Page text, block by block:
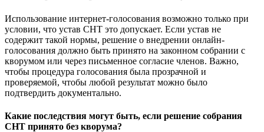
Использование интернет-голосования возможно только при
условии, что устав СНТ это допускает. Если устав не
содержит такой нормы, решение о внедрении онлайн-
голосования должно быть принято на законном собрании с
кворумом или через письменное согласие членов. Важно,
чтобы процедура голосования была прозрачной и
проверяемой, чтобы любой результат можно было
подтвердить документально.
Какие последствия могут быть, если решение собрания
СНТ принято без кворума?